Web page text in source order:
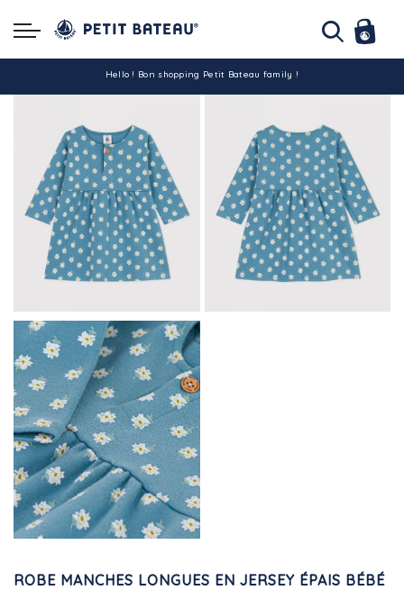
Hello ! Bon shopping Petit Bateau family !
La livraison est assurée partout en Tunisie !
-10% pour tout paiement par carte bancaire (hors promo)
ROBE MANCHES LONGUES EN JERSEY ÉPAIS BÉBÉ